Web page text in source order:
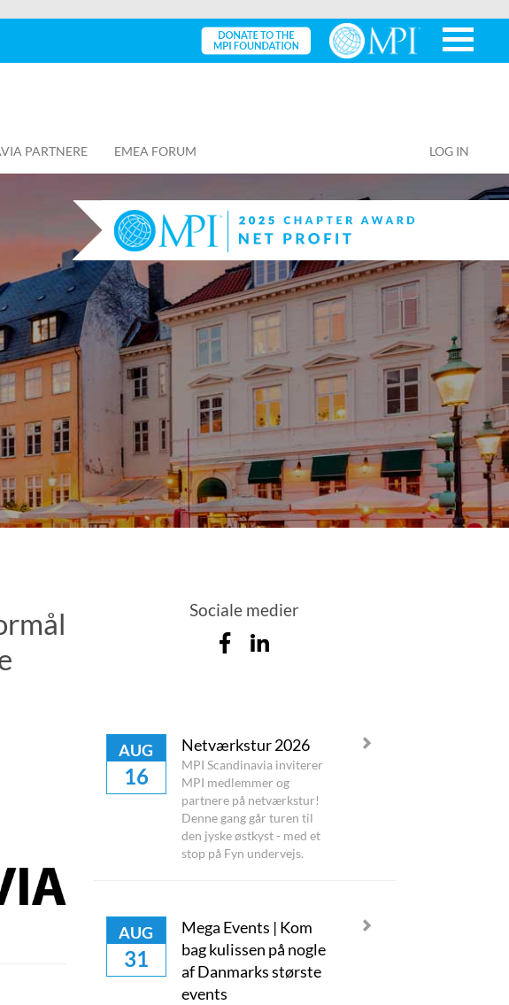
PARTNERE EMEA FORUM LOG IN
Sociale medier
AUG
16
Netværkstur 2026
MPI Scandinavia inviterer
MPI medlemmer og
partnere på netværkstur!
Denne gang går turen til
den jyske østkyst - med et
stop på Fyn undervejs.
AUG
31
Mega Events | Kom
bag kulissen på nogle
af Danmarks største
events